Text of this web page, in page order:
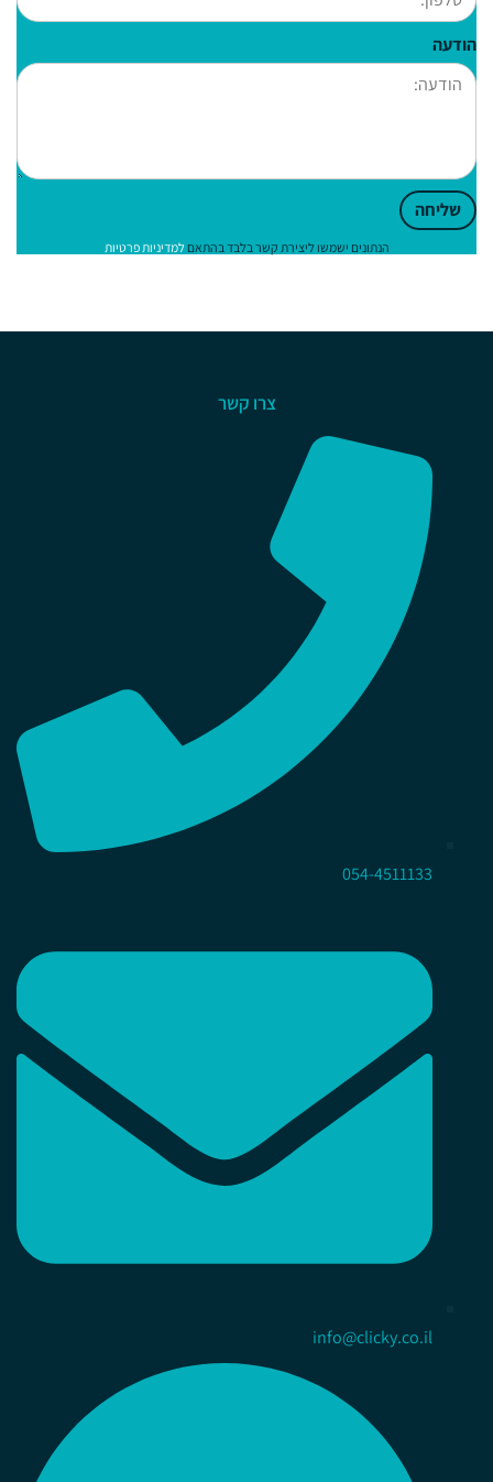
הודעה
שליחה
הנתונים ישמשו ליצירת קשר בלבד בהתאםלמדיניות פרטיות
צרו קשר
054-4511133
info@clicky.co.il